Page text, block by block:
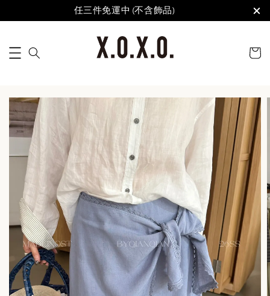
任三件免運中 (不含飾品)